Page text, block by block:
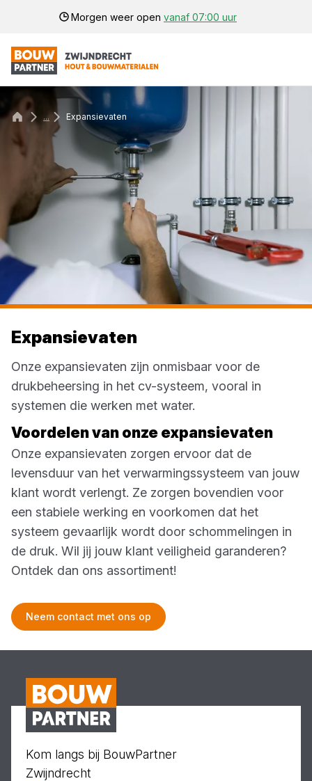
Morgen weer open vanaf 07:00 uur
... Expansievaten
Expansievaten
Onze expansievaten zijn onmisbaar voor de
drukbeheersing in het cv-systeem, vooral in
systemen die werken met water.
Voordelen van onze expansievaten
Onze expansievaten zorgen ervoor dat de
levensduur van het verwarmingssysteem van jouw
klant wordt verlengt. Ze zorgen bovendien voor
een stabiele werking en voorkomen dat het
systeem gevaarlijk wordt door schommelingen in
de druk. Wil jij jouw klant veiligheid garanderen?
Ontdek dan ons assortiment!
Neem contact met ons op
Kom langs bij BouwPartner
Zwijndrecht